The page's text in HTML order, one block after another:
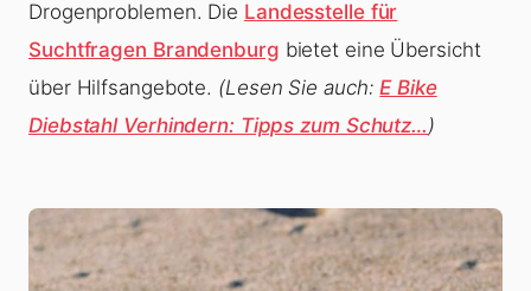
Drogenproblemen. Die Landesstelle für
Suchtfragen Brandenburg bietet eine Übersicht
über Hilfsangebote. (Lesen Sie auch:E Bike
Diebstahl Verhindern: Tipps zum Schutz…)